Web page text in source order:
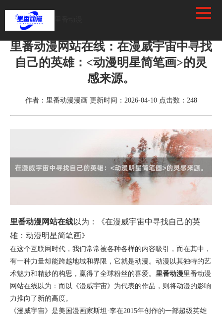
>动漫资讯
里番动漫网站在线：在漫威宇宙中寻找
自己的英雄：<动漫明星简笔画>的灵
感来源。
作者：里番动漫漫画 更新时间：2026-04-10 点击数： 248
里番动漫网站在线以为：《在漫威宇宙中寻找自己的英
雄：动漫明星简笔画》
在这个互联网时代，我们常常被各种各样的内容吸引，而在其中，
有一种力量却能跨越地域和界限，它就是动漫。动漫以其独特的艺
术魅力和精妙的构思，赢得了全球粉丝的喜爱。 里番动漫里番动漫
网站在线以为：而以《漫威宇宙》为代表的作品，则将动漫的影响
力推向了新的高度。
《漫威宇宙》是美国漫画家斯坦·李在2015年创作的一部超级英雄